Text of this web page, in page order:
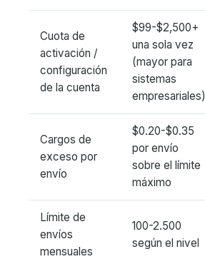
Cuota de
activación /
configuración
de la cuenta
$99-$2,500+
una sola vez
(mayor para
sistemas
empresariales)
Cargos de
exceso por
envío
$0.20-$0.35
por envío
sobre el límite
máximo
Límite de
envíos
mensuales
100-2.500
según el nivel